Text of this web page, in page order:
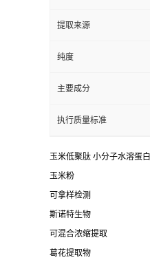
提取来源
纯度
主要成分
执行质量标准
玉米低聚肽 小分子水溶蛋白
玉米粉
可拿样检测
斯诺特生物
可混合浓缩提取
葛花提取物